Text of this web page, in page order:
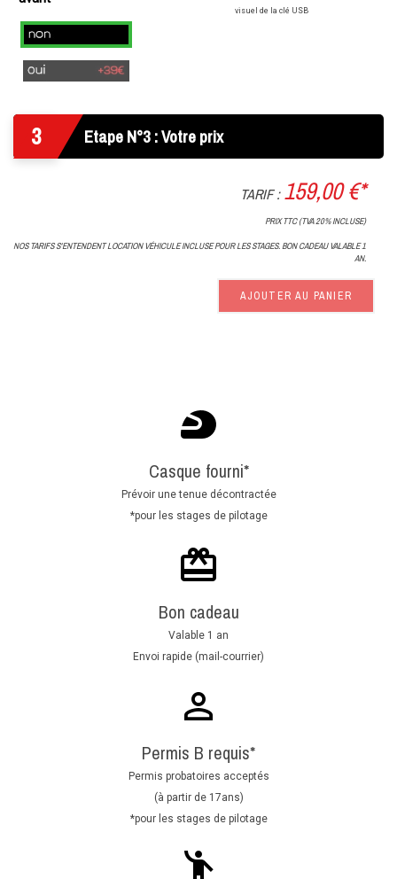
visuel de la clé USB
Non
Oui
39€
3 Etape N°3 : Votre prix
TARIF :159,00 €*
PRIX TTC (TVA 20% INCLUSE)
NOS TARIFS S'ENTENDENT LOCATION VÉHICULE INCLUSE POUR LES STAGES. BON CADEAU VALABLE 1
AN.
AJOUTER AU PANIER
Casque fourni*
Prévoir une tenue décontractée
*pour les stages de pilotage
Bon cadeau
Valable 1 an
Envoi rapide (mail-courrier)
Permis B requis*
Permis probatoires acceptés
(à partir de 17ans)
*pour les stages de pilotage